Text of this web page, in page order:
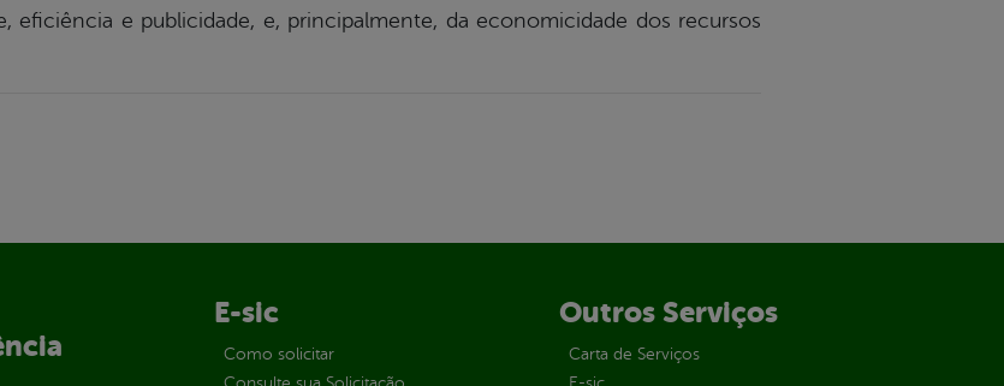
eficiência e publicidade, e, principalmente, da economicidade dos recursos
E-sic
Como solicitar
Outros Serviços
Carta de Serviços